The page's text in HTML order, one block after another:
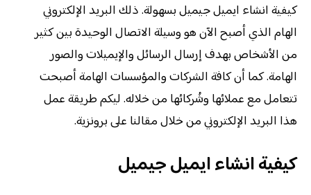
كيفية انشاء ايميل جيميل بسهولة. ذلك البريد الإلكتروني
الهام الذي أصبح الآن هو وسيلة الاتصال الوحيدة بين كثير
من الأشخاص بهدف إرسال الرسائل والإيميلات والصور
الهامة. كما أن كافة الشركات والمؤسسات الهامة أصبحت
تتعامل مع عملائها وشُركائها من خلاله. ليكم طريقة عمل
هذا البريد الإلكتروني من خلال مقالنا على برونزية.
كيفية انشاء ايميل جيميل